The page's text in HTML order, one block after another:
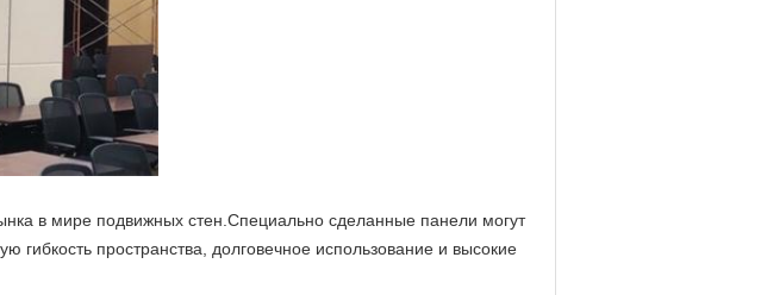
в мире подвижных стен.Специально сделанные панели могут
пространства, долговечное использование и высокие